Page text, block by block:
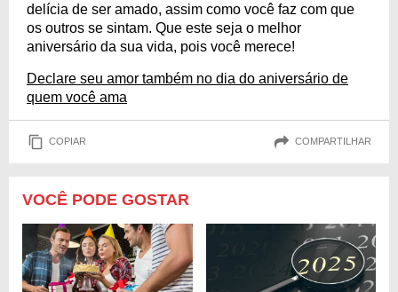
delícia de ser amado, assim como você faz com que
os outros se sintam. Que este seja o melhor
aniversário da sua vida, pois você merece!
Declare seu amor também no dia do aniversário de
quem você ama
COPIAR COMPARTILHAR
VOCÊ PODE GOSTAR